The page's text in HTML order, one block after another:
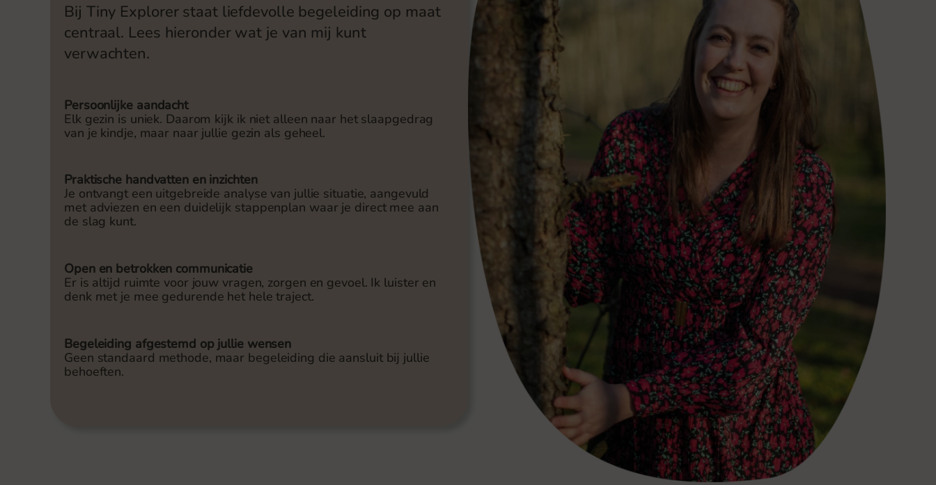
Bij Tiny Explorer staat liefdevolle begeleiding op maat
centraal. Lees hieronder wat je van mij kunt
verwachten.
Persoonlijke aandacht
Elk gezin is uniek. Daarom kijk ik niet alleen naar het slaapgedrag
van je kindje, maar naar jullie gezin als geheel.
Praktische handvatten en inzichten
Je ontvangt een uitgebreide analyse van jullie situatie, aangevuld
met adviezen en een duidelijk stappenplan waar je direct mee aan
de slag kunt.
Open en betrokken communicatie
Er is altijd ruimte voor jouw vragen, zorgen en gevoel. Ik luister en
denk met je mee gedurende het hele traject.
Begeleiding afgestemd op jullie wensen
Geen standaard methode, maar begeleiding die aansluit bij jullie
behoeften.